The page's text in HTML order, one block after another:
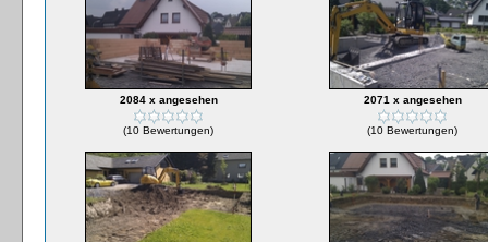
2084 x angesehen
(10 Bewertungen)
2071 x angesehen
(10 Bewertungen)